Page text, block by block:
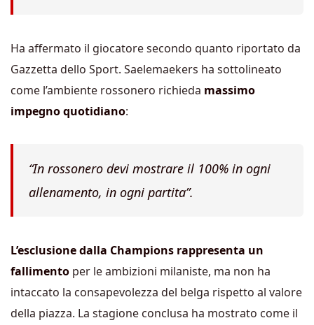
Ha affermato il giocatore secondo quanto riportato da
Gazzetta dello Sport. Saelemaekers ha sottolineato
come l’ambiente rossonero richieda massimo
impegno quotidiano:
“In rossonero devi mostrare il 100% in ogni
allenamento, in ogni partita”.
L’esclusione dalla Champions rappresenta un
fallimento per le ambizioni milaniste, ma non ha
intaccato la consapevolezza del belga rispetto al valore
della piazza. La stagione conclusa ha mostrato come il